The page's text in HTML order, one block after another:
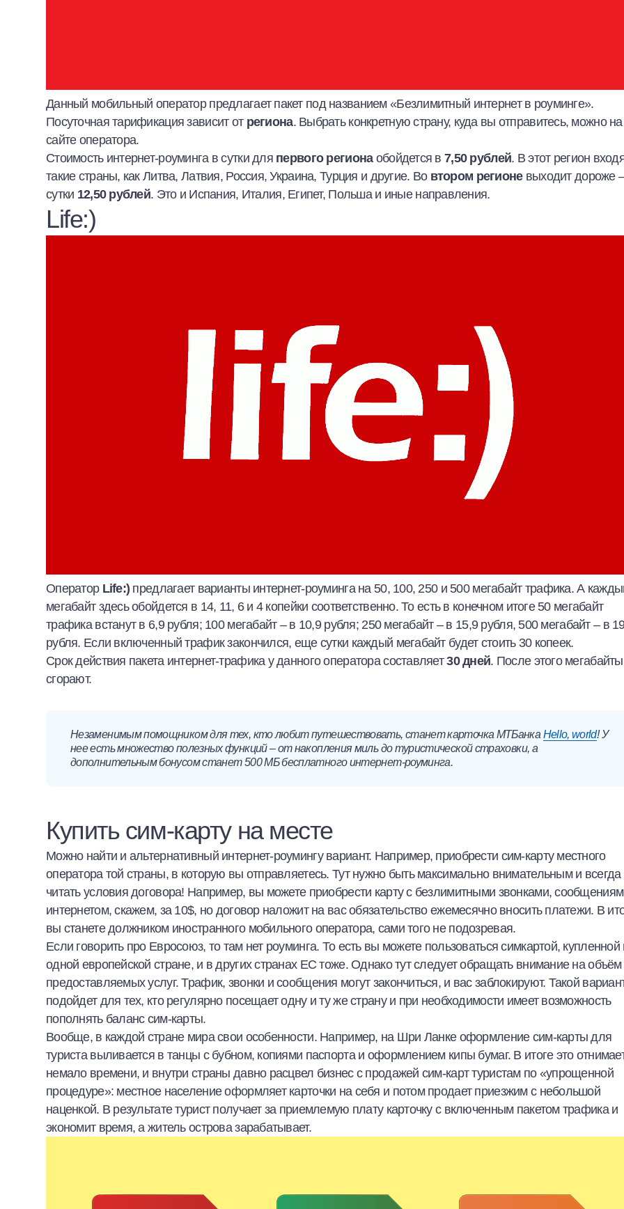
Данный мобильный оператор предлагает пакет под названием «Безлимитный интернет в роуминге».
Посуточная тарификация зависит от региона. Выбрать конкретную страну, куда вы отправитесь, можно на
сайте оператора.
Стоимость интернет-роуминга в сутки для первого регионаобойдется в7,50 рублей. В этот регион
такие страны, как Литва, Латвия, Россия, Украина, Турция и другие. Во втором регионевыходит дороже
сутки 12,50 рублей. Это и Испания, Италия, Египет, Польша и иные направления.
Life:)
Оператор Life:) предлагает варианты интернет-роуминга на 50, 100, 250 и 500 мегабайт трафика. А
мегабайт здесь обойдется в 14, 11, 6 и 4 копейки соответственно. То есть в конечном итоге 50 мегабайт
трафика встанут в 6,9 рубля; 100 мегабайт – в 10,9 рубля; 250 мегабайт – в 15,9 рубля, 500 мегабайт – в
рубля. Если включенный трафик закончился, еще сутки каждый мегабайт будет стоить 30 копеек.
Срок действия пакета интернет-трафика у данного оператора составляет30 дней. После этого мегабайты
сгорают.
Незаменимым помощником для тех, кто любит путешествовать, станет карточка МТБанка Hello, world! У
нее есть множество полезных функций – от накопления миль до туристической страховки, а
дополнительным бонусом станет 500 МБ бесплатного интернет-роуминга.
Купить сим-карту на месте
Можно найти и альтернативный интернет-роумингу вариант. Например, приобрести сим-карту местного
оператора той страны, в которую вы отправляетесь. Тут нужно быть максимально внимательным и всегда
читать условия договора! Например, вы можете приобрести карту с безлимитными звонками,
интернетом, скажем, за 10$, но договор наложит на вас обязательство ежемесячно вносить платежи. В
вы станете должником иностранного мобильного оператора, сами того не подозревая.
Если говорить про Евросоюз, то там нет роуминга. То есть вы можете пользоваться симкартой, купленной
одной европейской стране, и в других странах ЕС тоже. Однако тут следует обращать внимание на объём
предоставляемых услуг. Трафик, звонки и сообщения могут закончиться, и вас заблокируют. Такой
подойдет для тех, кто регулярно посещает одну и ту же страну и при необходимости имеет возможность
пополнять баланс сим-карты.
Вообще, в каждой стране мира свои особенности. Например, на Шри Ланке оформление сим-карты для
туриста выливается в танцы с бубном, копиями паспорта и оформлением кипы бумаг. В итоге это
немало времени, и внутри страны давно расцвел бизнес с продажей сим-карт туристам по «упрощенной
процедуре»: местное население оформляет карточки на себя и потом продает приезжим с небольшой
наценкой. В результате турист получает за приемлемую плату карточку с включенным пакетом трафика и
экономит время, а житель острова зарабатывает.